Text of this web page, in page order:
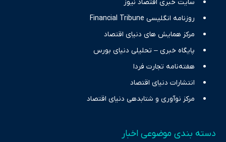
سایت خبری اقتصاد نیوز
روزنامه انگلیسی Financial Tribune
مرکز همایش های دنیای اقتصاد
پایگاه خبری – تحلیلی دنیای بورس
هفته‌نامه تجارت فردا
انتشارات دنیای اقتصاد
مرکز نوآوری و شتابدهی دنیای اقتصاد
دسته بندی موضوعی اخبار